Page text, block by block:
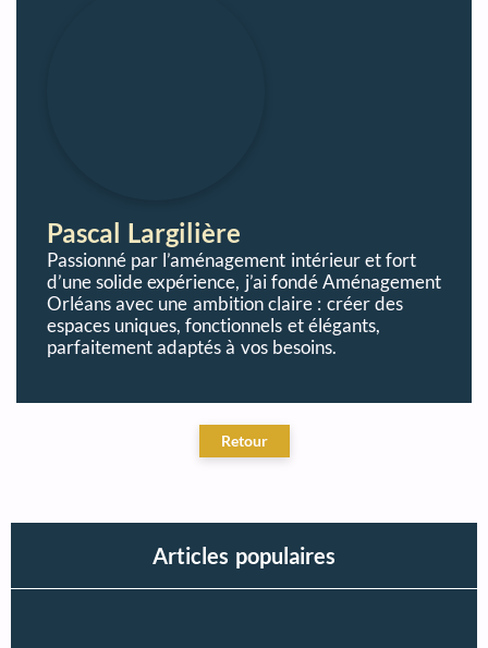
Pascal Largilière
Passionné par l’aménagement intérieur et fort
d’une solide expérience, j’ai fondé Aménagement
Orléans avec une ambition claire : créer des
espaces uniques, fonctionnels et élégants,
parfaitement adaptés à vos besoins.
Articles populaires